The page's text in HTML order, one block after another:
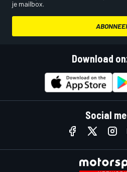
je mailbox.
Download
Social